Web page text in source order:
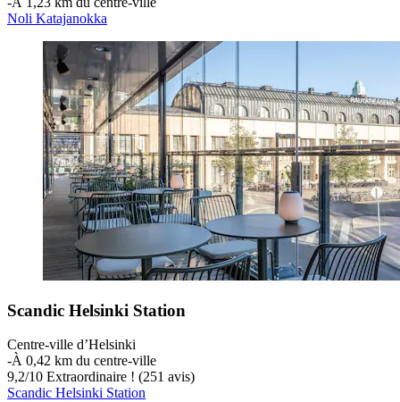
Noli Katajanokka
Scandic Helsinki Station
Centre-ville d’Helsinki
‐À 0,42 km du centre-ville
9,2/10 Extraordinaire ! (251 avis)
Scandic Helsinki Station